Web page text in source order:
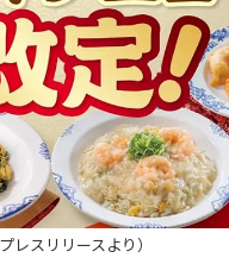
レスリリースより）